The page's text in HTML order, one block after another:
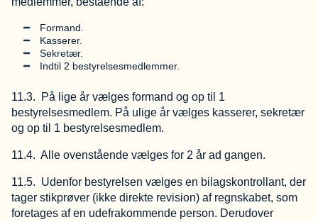
Formand.
Kasserer.
Sekretær.
Indtil 2 bestyrelsesmedlemmer.
11.3. På lige år vælges formand og op til 1
bestyrelsesmedlem. På ulige år vælges kasserer, sekretær
og op til 1 bestyrelsesmedlem.
11.4. Alle ovenstående vælges for 2 år ad gangen.
11.5. Udenfor bestyrelsen vælges en bilagskontrollant, der
tager stikprøver (ikke direkte revision) af regnskabet, som
foretages af en udefrakommende person. Derudover